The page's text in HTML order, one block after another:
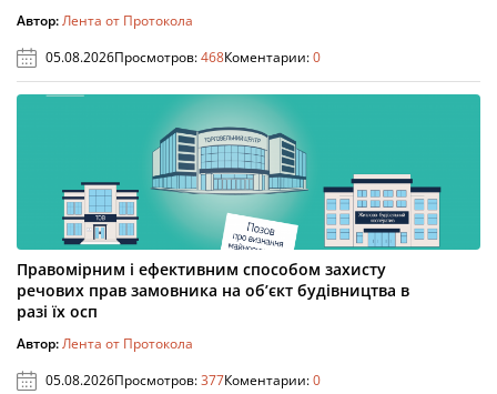
Автор:Лента от Протокола
05.08.2026Просмотров:468Коментарии:0
Правомірним і ефективним способом захисту
речових прав замовника на об’єкт будівництва в
разі їх осп
Автор:Лента от Протокола
05.08.2026Просмотров:377Коментарии:0